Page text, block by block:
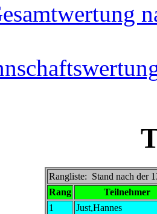
Rangliste: Stand nach der
Rang
Teilnehmer
1
Just,Hannes